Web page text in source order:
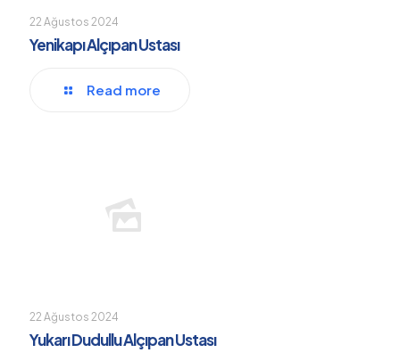
22 Ağustos 2024
Yenikapı Alçıpan Ustası
Read more
22 Ağustos 2024
Yukarı Dudullu Alçıpan Ustası